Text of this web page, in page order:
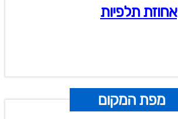
אחוזת תלפיות
מפת המקום